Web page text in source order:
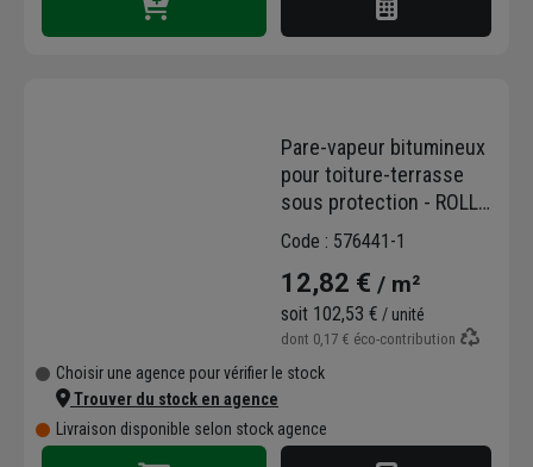
Pare-vapeur bitumineux
pour toiture-terrasse
sous protection - ROLL
25 ALPA - rouleau de 1 m
x 8 ml
Code : 576441-1
12,82 € / m²
soit 102,53 € / unité
dont 0,17 € éco-contribution
Choisir une agence pour vérifier le stock
Trouver du stock en agence
Livraison disponible selon stock agence